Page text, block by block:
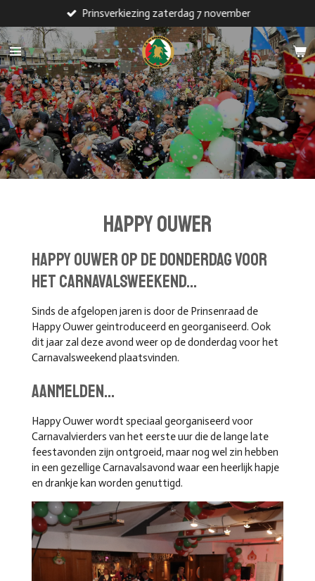
direct
naar
de
hoofdinhoud
Prinsverkiezing zaterdag 7 november
HAPPY OUWER
HAPPY OUWER op de donderdag voor
het carnavalsweekend...
Sinds de afgelopen jaren is door de Prinsenraad de
Happy Ouwer geintroduceerd en georganiseerd. Ook
dit jaar zal deze avond weer op de donderdag voor het
Carnavalsweekend plaatsvinden.
aanmelden...
Happy Ouwer wordt speciaal georganiseerd voor
Carnavalvierders van het eerste uur die de lange late
feestavonden zijn ontgroeid, maar nog wel zin hebben
in een gezellige Carnavalsavond waar een heerlijk hapje
en drankje kan worden genuttigd.